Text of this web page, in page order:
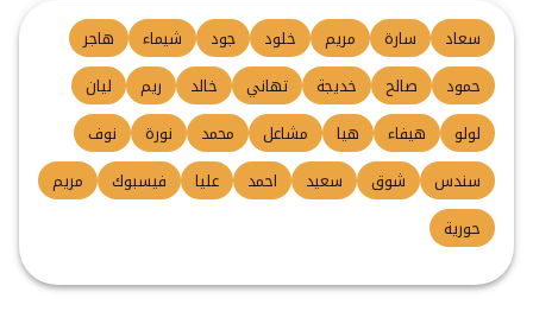
سعاد سارة مريم خلود جود شيماء
هاجر
حمود
صالح خديجة تهاني خالد ريم
ليان
لولو
هيفاء هيا مشاعل محمد نورة
نوف
سندس
شوق سعيد احمد عليا فيسبوك
مريم
حورية